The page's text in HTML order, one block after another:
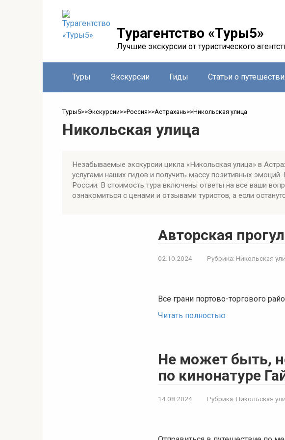
Турагентство «Туры5»
Лучшие экскурсии от туристического
Туры Экскурсии Гиды Статьи о
Туры5>>Экскурсии>>Россия>>Астрахань>>Никольская улица
Никольская улица
Незабываемые экскурсии цикла «Никольская улица» в
услугами наших гидов и получить массу позитивных
России. В стоимость тура включены ответы на все ваши
ознакомиться с ценами и отзывами туристов, а если
Авторская
02.10.2024 Рубрика: Никольская
Все грани портово-торгового
Читать полностью
Не может быть,
по кинонатуре
14.08.2024 Рубрика: Никольская